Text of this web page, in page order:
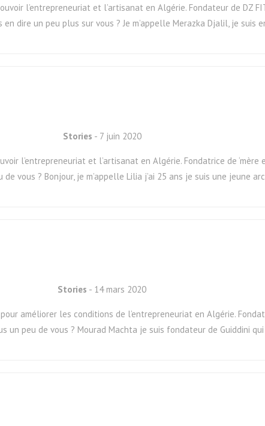
l’entrepreneuriat et l’artisanat en Algérie. Fondateur de DZ
dire un peu plus sur vous ? Je m’appelle Merazka Djalil, je
Stories - 7 juin 2020
l’entrepreneuriat et l’artisanat en Algérie. Fondatrice de ‘mère
vous ? Bonjour, je m’appelle Lilia j’ai 25 ans je suis une jeune
Stories - 14 mars 2020
améliorer les conditions de l’entrepreneuriat en Algérie.
un peu de vous ? Mourad Machta je suis fondateur de Guiddini